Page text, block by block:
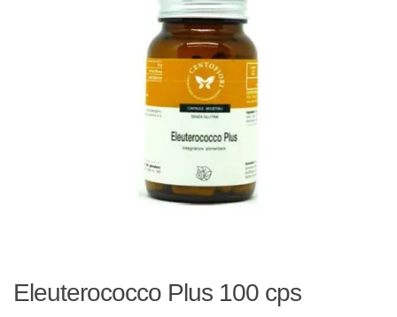
Eleuterococco Plus 100 cps